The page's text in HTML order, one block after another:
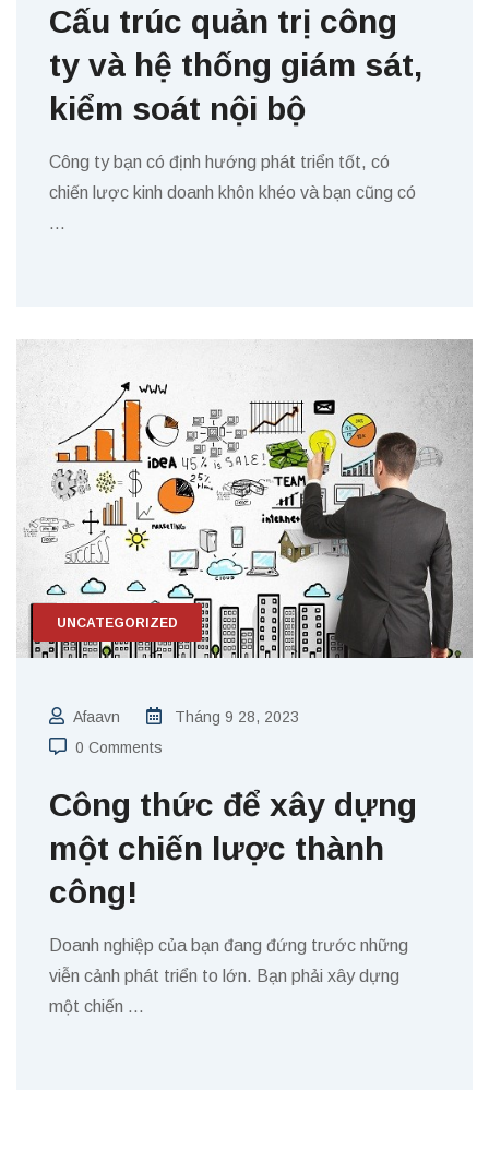
Cấu trúc quản trị công
ty và hệ thống giám sát,
kiểm soát nội bộ
Công ty bạn có định hướng phát triển tốt, có
chiến lược kinh doanh khôn khéo và bạn cũng có
…
UNCATEGORIZED
Afaavn
Tháng 9 28, 2023
0 Comments
Công thức để xây dựng
một chiến lược thành
công!
Doanh nghiệp của bạn đang đứng trước những
viễn cảnh phát triển to lớn. Bạn phải xây dựng
một chiến …